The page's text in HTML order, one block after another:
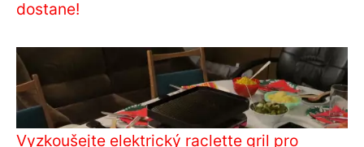
dostane!
Vyzkoušejte elektrický raclette gril pro